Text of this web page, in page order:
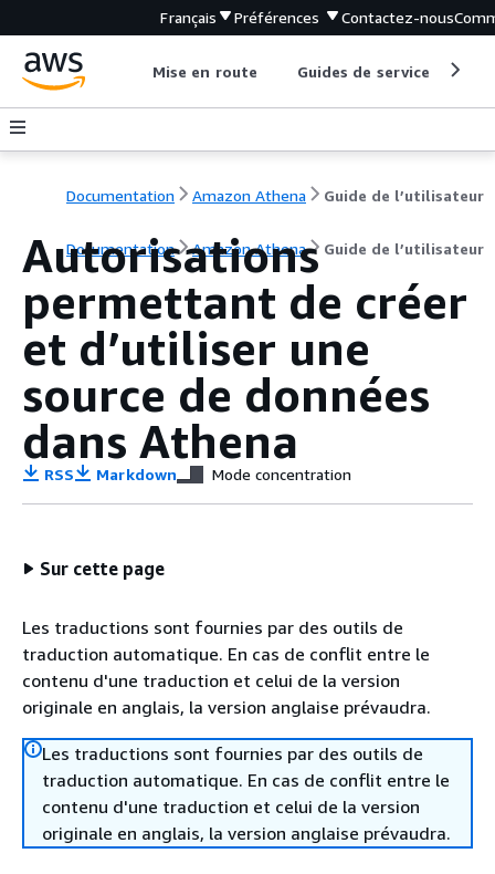
Français Préférences Contactez-nous
Mise en route Guides de service
Documentation Amazon Athena Guide de l’utilisateur
Documentation Amazon Athena Guide de l’utilisateur
Autorisations
permettant de créer
et d’utiliser une
source de données
dans Athena
RSS Markdown Mode concentration
Sur cette page
Les traductions sont fournies par des outils de
traduction automatique. En cas de conflit entre le
contenu d'une traduction et celui de la version
originale en anglais, la version anglaise prévaudra.
Les traductions sont fournies par des outils de
traduction automatique. En cas de conflit entre le
contenu d'une traduction et celui de la version
originale en anglais, la version anglaise prévaudra.